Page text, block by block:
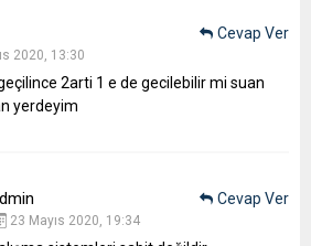
2020, 13:30
2arti 1 e de gecilebilir mi suan
yerdeyim
Cevap Ver
23 Mayıs 2020, 19:34
Cevap Ver